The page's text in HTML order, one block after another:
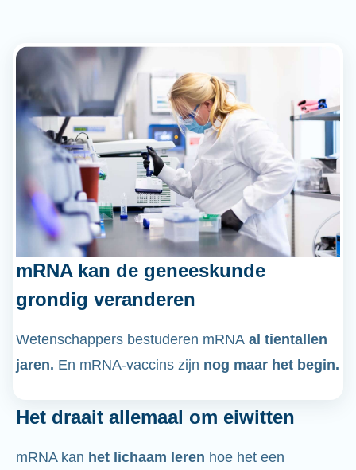
mRNA kan de geneeskunde
grondig veranderen
Wetenschappers bestuderen mRNA al tientallen
jaren. En mRNA-vaccins zijn nog maar het begin.
Het draait allemaal om eiwitten
mRNA kan het lichaam leren hoe het een